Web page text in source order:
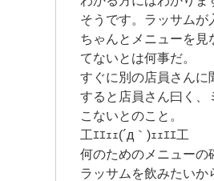
そうです。ラッサムが
ちゃんとメニューを
てないとは何事だ。
すぐに別の店員さんに
すると店員さん曰く、
こないとのこと。
工ｴｴｪｪ(´д｀)ｪｪｴｴ工
何のためのメニューの
ラッサムを飲みたい